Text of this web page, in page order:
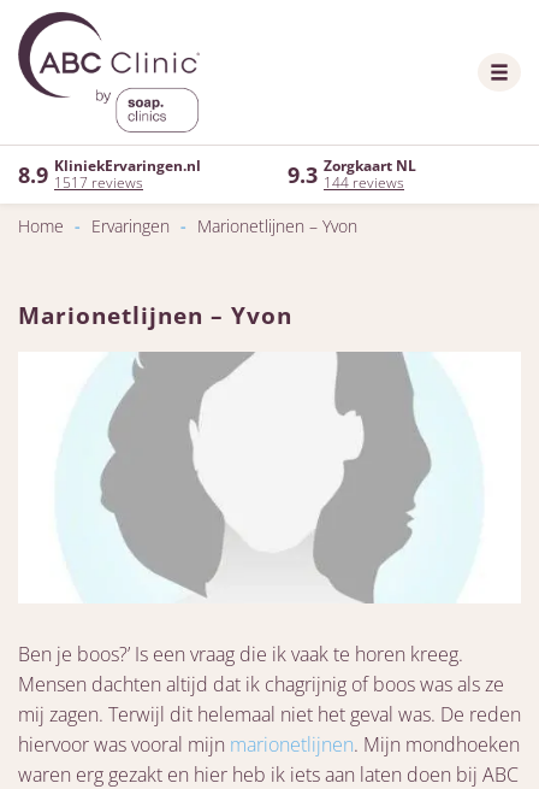
8.9 KliniekErvaringen.nl
1517 reviews
9.3 Zorgkaart NL
144 reviews
Home - Ervaringen - Marionetlijnen – Yvon
Marionetlijnen – Yvon
Ben je boos?’ Is een vraag die ik vaak te horen kreeg.
Mensen dachten altijd dat ik chagrijnig of boos was als ze
mij zagen. Terwijl dit helemaal niet het geval was. De reden
hiervoor was vooral mijn marionetlijnen. Mijn mondhoeken
waren erg gezakt en hier heb ik iets aan laten doen bij ABC